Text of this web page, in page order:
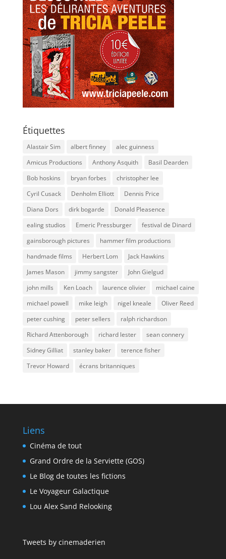
Étiquettes
Alastair Sim albert finney
alec guinness
Amicus Productions
Anthony Asquith
Basil Dearden
Bob hoskins
bryan forbes
christopher lee
Cyril Cusack
Denholm Elliott
Dennis Price
Diana Dors
dirk bogarde
Donald Pleasence
ealing studios
Emeric Pressburger
festival de Dinard
gainsborough pictures
hammer film productions
handmade films
Herbert Lom
Jack Hawkins
James Mason
jimmy sangster
John Gielgud
john mills
Ken Loach laurence olivier
michael caine
michael powell
mike leigh nigel kneale
Oliver Reed
peter cushing
peter sellers
ralph richardson
Richard Attenborough
richard lester
sean connery
Sidney Gilliat
stanley baker
terence fisher
Trevor Howard
écrans britanniques
Liens
Cinéma de tout
Grand Ordre de la Serviette (GOS)
Le Blog de toutes les fictions
Le Voyageur Galactique
Lou Alex Sand Relooking
Tweets by cinemaderien